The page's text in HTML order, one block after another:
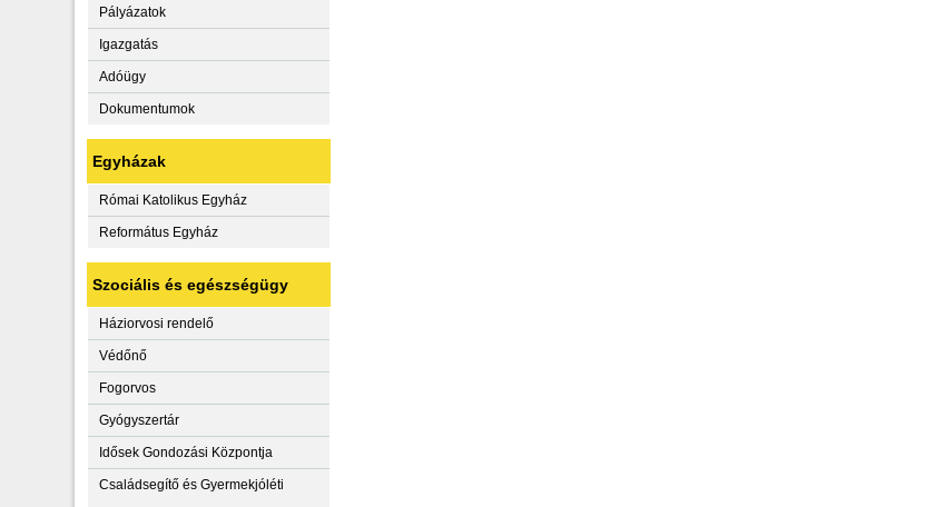
Pályázatok
Igazgatás
Adóügy
Dokumentumok
Egyházak
Római Katolikus Egyház
Református Egyház
Szociális és egészségügy
Háziorvosi rendelő
Védőnő
Fogorvos
Gyógyszertár
Idősek Gondozási Központja
Családsegítő és Gyermekjóléti